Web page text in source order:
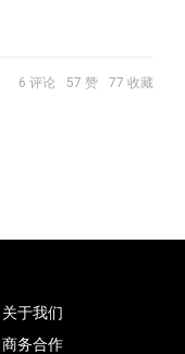
6 评论 57 赞 77 收藏
关于我们
商务合作